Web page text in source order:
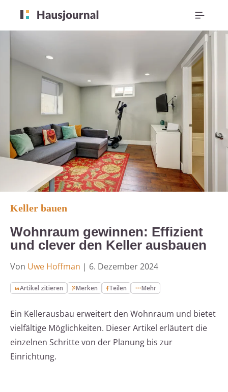
Keller bauen
Wohnraum gewinnen: Effizient
und clever den Keller ausbauen
Von Uwe Hoffman | 6. Dezember 2024
Artikel zitieren Merken Teilen Mehr
Ein Kellerausbau erweitert den Wohnraum und bietet
vielfältige Möglichkeiten. Dieser Artikel erläutert die
einzelnen Schritte von der Planung bis zur
Einrichtung.